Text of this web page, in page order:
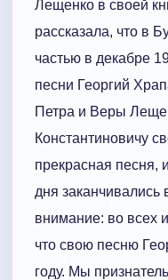
Лещенко в своей
рассказала, что в
частью в декабре
песни Георгий
Петра и Веры
Константиновичу
прекрасная песня,
дня заканчивались
внимание: во всех
что свою песню
году. Мы